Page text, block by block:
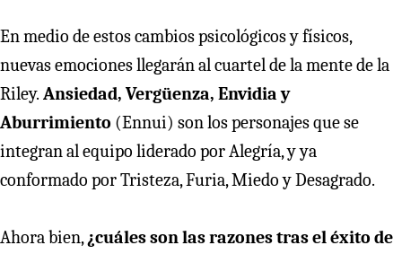
En medio de estos cambios psicológicos y físicos,
nuevas emociones llegarán al cuartel de la mente de la
Riley. Ansiedad, Vergüenza, Envidia y
Aburrimiento (Ennui) son los personajes que se
integran al equipo liderado por Alegría, y ya
conformado por Tristeza, Furia, Miedo y Desagrado.
Ahora bien, ¿cuáles son las razones tras el éxito de